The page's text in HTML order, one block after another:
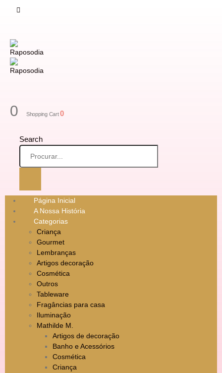
0 Shopping Cart0
Search
Página Inicial
A Nossa História
Categorias
Criança
Gourmet
Lembranças
Artigos decoração
Cosmética
Outros
Tableware
Fragâncias para casa
Iluminação
Mathilde M.
Artigos de decoração
Banho e Acessórios
Cosmética
Criança